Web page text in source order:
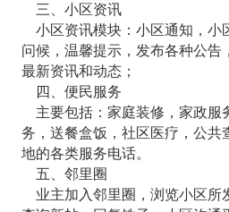
三、小区资讯
小区资讯模块：小区通知，小
问候，温馨提示，发布各种公告
最新资讯和动态；
四、便民服务
主要包括：家庭装修，家政服
务，送餐盒饭，社区医疗，公共
地的各类服务电话。
五、邻里圈
业主加入邻里圈，浏览小区所